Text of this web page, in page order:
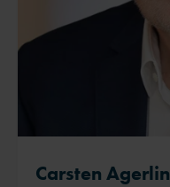
Carsten Agerlin